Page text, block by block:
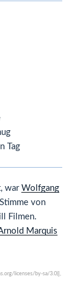
Tag
war Wolfgang
von
Filmen.
Marquis
licenses/by-sa/3.0)],